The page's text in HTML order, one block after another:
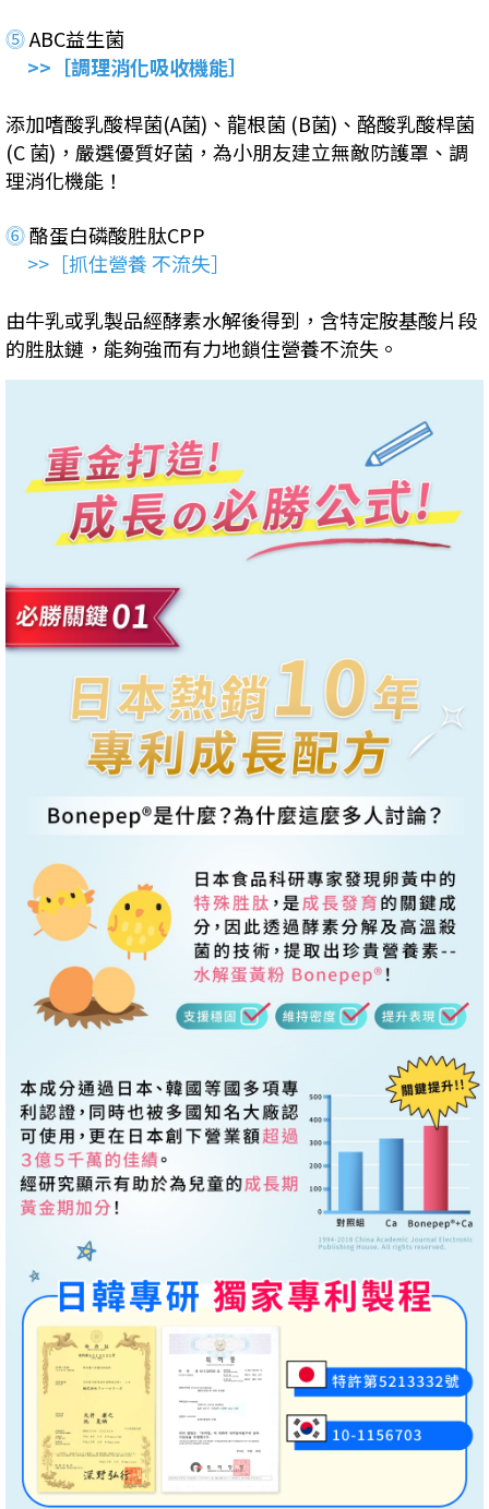
⓹ABC益生菌
>>［調理消化吸收機能］
添加嗜酸乳酸桿菌(A菌)、龍根菌 (B菌)、酪酸乳酸桿菌
(C 菌)，嚴選優質好菌，為小朋友建立無敵防護罩、調
理消化機能！
⓺酪蛋白磷酸胜肽CPP
>>［抓住營養 不流失］
由牛乳或乳製品經酵素水解後得到，含特定胺基酸片段
的胜肽鏈，能夠強而有力地鎖住營養不流失。